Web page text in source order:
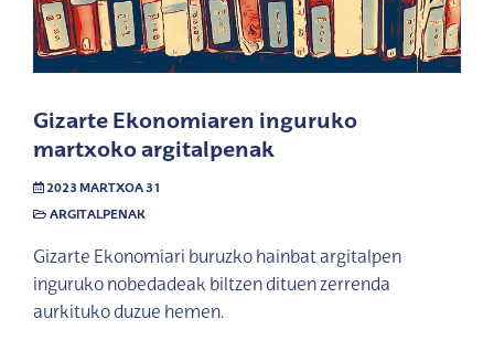
Gizarte Ekonomiaren inguruko
martxoko argitalpenak
2023 MARTXOA 31
ARGITALPENAK
Gizarte Ekonomiari buruzko hainbat argitalpen
inguruko nobedadeak biltzen dituen zerrenda
aurkituko duzue hemen.